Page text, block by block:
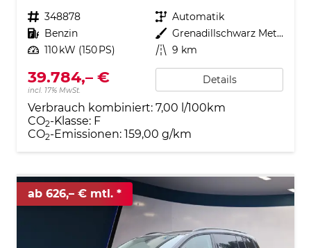
Fahrzeugnr. 348878 Getriebe Automatik
Kraftstoff Benzin Außenfarbe
Grenadillschwarz Metallic
Leistung 110 kW (150 PS) Kilometerstand 9 km
39.784,– €
incl. 17% MwSt.
Details
Verbrauch kombiniert: 7,00 l/100km
CO2-Klasse: F
CO2-Emissionen: 159,00 g/km
ab 626,– € mtl.